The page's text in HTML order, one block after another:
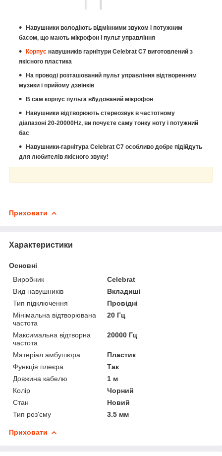
Навушники володіють відмінними звуком і потужним
басом, що мають мікрофон і пульт управління
Корпус навушників гарнітури Celebrat С7 виготовлений з
якісного пластика
На проводі розташований пульт управління відтворенням
музики і прийому дзвінків
В сам корпус пульта вбудований мікрофон
Навушники відтворюють стереозвук в частотному
діапазоні 20-20000Hz, ви почуєте саму тонку ноту і потужний
бас
Навушники-гарнітура Celebrat С7 особливо добре підійдуть
для любителів якісного звуку!
Приховати
Характеристики
Основні
Виробник
Celebrat
Вид навушників
Вкладиші
Тип підключення
Провідні
Мінімальна відтворювана
частота
20 Гц
Максимальна відтворна
частота
20000 Гц
Матеріал амбушюра
Пластик
Функція плеєра
Так
Довжина кабелю
1 м
Колір
Чорний
Стан
Новий
Тип роз'єму
3.5 мм
Приховати